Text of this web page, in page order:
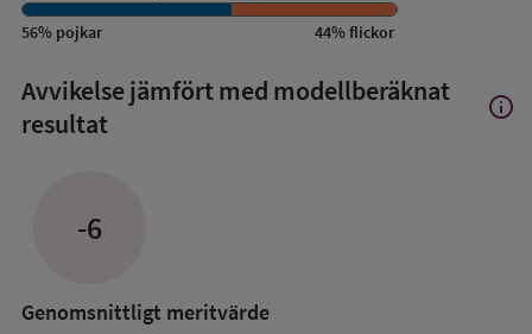
56% pojkar 44%flickor
Avvikelse jämfört med modellberäknat
resultat
Visa
info
-6
Genomsnittligt meritvärde